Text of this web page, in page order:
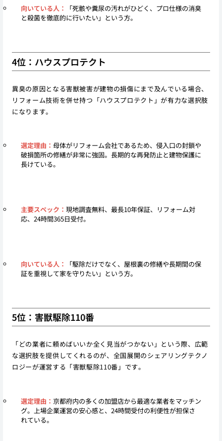
向いている人：
「死骸や糞尿の汚れがひどく、プロ仕様の消臭
と殺菌を徹底的に行いたい」という方。
4位：ハウスプロテクト
異臭の原因となる害獣被害が建物の損傷にまで及んでいる場合、
リフォーム技術を併せ持つ「ハウスプロテクト」が有力な選択肢
になります。
選定理由： 母体がリフォーム会社であるため、侵入口の封鎖や
破損箇所の修繕が非常に強固。長期的な再発防止と建物保護に
長けている。
主要スペック： 現地調査無料、最長10年保証、リフォーム対
応、24時間365日受付。
向いている人：
「駆除だけでなく、屋根裏の修繕や長期間の保
証を重視して家を守りたい」という方。
5位：害獣駆除110番
「どの業者に頼めばいいか全く見当がつかない」という際、広範
な選択肢を提供してくれるのが、全国展開のシェアリングテクノ
ロジーが運営する「害獣駆除110番」です。
選定理由： 京都府内の多くの加盟店から最適な業者をマッチン
グ。上場企業運営の安心感と、24時間受付の利便性が担保さ
れている。